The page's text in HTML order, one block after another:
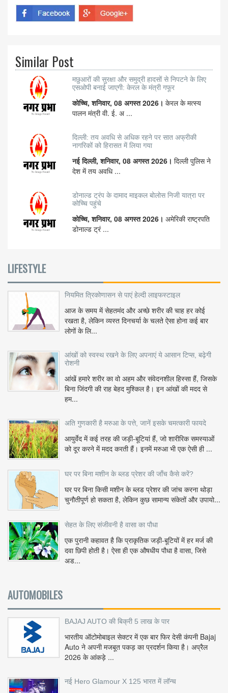
Similar Post
मछुआरों की सुरक्षा और समुद्री हादसों से निपटने के लिए
एसओपी बनाई जाएगी: केरल के मंत्री गफूर
कोच्चि, शनिवार, 08 अगस्त 2026। केरल के मत्स्य
पालन मंत्री वी. ई. अ ...
दिल्ली: तय अवधि से अधिक रहने पर सात अफ्रीकी
नागरिकों को हिरासत में लिया गया
नई दिल्ली, शनिवार, 08 अगस्त 2026। दिल्ली पुलिस ने
देश में तय अवधि ...
डोनाल्ड ट्रंप के दामाद माइकल बोलोस निजी यात्रा पर
कोच्चि पहुंचे
कोच्चि, शनिवार, 08 अगस्त 2026। अमेरिकी राष्ट्रपति
डोनाल्ड ट्रं ...
LIFESTYLE
नियमित त्रिकोणासन से पाएं हेल्दी लाइफस्टाइल
आज के समय में सेहतमंद और अच्छे शरीर की चाह हर कोई
रखता है, लेकिन व्यस्त दिनचर्या के चलते ऐसा होना कई बार
लोगों के लि...
आंखों को स्वस्थ रखने के लिए अपनाएं ये आसान टिप्स, बढ़ेगी
रोशनी
आंखें हमारे शरीर का वो अहम और संवेदनशील हिस्सा हैं, जिसके
बिना जिंदगी की राह बेहद मुश्किल है। इन आंखों की मदद से
हम...
अति गुणकारी है मरुआ के पत्ते, जानें इसके चमत्कारी फायदे
आयुर्वेद में कई तरह की जड़ी-बूटियां हैं, जो शारीरिक समस्याओं
को दूर करने में मदद करती हैं। इनमें मरुआ भी एक ऐसी ही ...
घर पर बिना मशीन के ब्लड प्रेशर की जाँच कैसे करें?
घर पर बिना किसी मशीन के ब्लड प्रेशर की जांच करना थोड़ा
चुनौतीपूर्ण हो सकता है, लेकिन कुछ सामान्य संकेतों और उपायो...
सेहत के लिए संजीवनी है वासा का पौधा
एक पुरानी कहावत है कि प्राकृतिक जड़ी-बूटियों में हर मर्ज की
दवा छिपी होती है। ऐसा ही एक औषधीय पौधा है वासा, जिसे
अड...
AUTOMOBILES
BAJAJ AUTO की बिक्री 5 लाख के पार
भारतीय ऑटोमोबाइल सेक्टर में एक बार फिर देसी कंपनी Bajaj
Auto ने अपनी मजबूत पकड़ का प्रदर्शन किया है। अप्रैल
2026 के आंकड़े ...
नई Hero Glamour X 125 भारत में लॉन्च